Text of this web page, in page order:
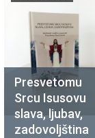
Presvetomu
Srcu Isusovu
slava, ljubav,
zadovoljština